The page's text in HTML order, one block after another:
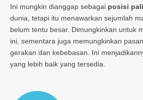
Ini mungkin dianggap sebagai posisi
dunia, tetapi itu menawarkan sejumlah
belum tentu besar. Dimungkinkan untuk
ini, sementara juga memungkinkan
gerakan dan kebebasan. Ini
yang lebih baik yang tersedia.